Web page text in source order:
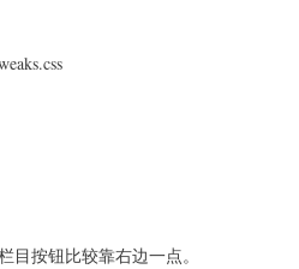
目按钮比较靠右边一点。